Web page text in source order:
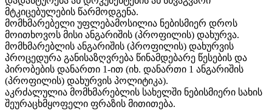
მტკიცებულების წარმოდგენა.
მომხმარებელი უფლებამოსილია ნებისმიერ დროს
მოითხოვოს მისი ანგარიშის (პროფილის) დახურვა.
მომხმარებლის ანგარიშის (პროფილის) დახურვის
პროცედურა განისაზღვრება წინამდებარე წესების და
პირობების დანართი 1-ით (იხ. დანართი 1 ანგარიშის
(პროფილის) დახურვის პოლიტიკა).
აკრძალულია მომხმარებლის სახელში ნებისმიერი სახის
შეურაცხმყოფელი ფრაზის მითითება.